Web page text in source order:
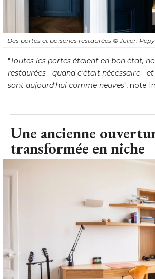
Des portes et boiseries restaurées © Julien Pépy
"Toutes les portes étaient en bon état,
restaurées - quand c'était nécessaire -
sont aujourd'hui comme neuves", note
Une ancienne
transformée en niche